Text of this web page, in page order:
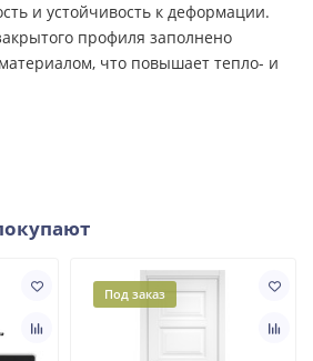
и устойчивость к деформации.
профиля заполнено
что повышает тепло- и
Под заказ